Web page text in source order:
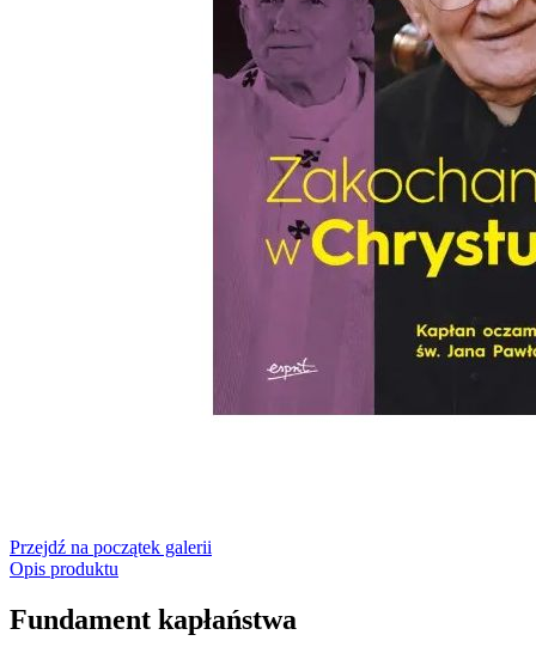
Przejdź na początek galerii
Opis produktu
Fundament kapłaństwa